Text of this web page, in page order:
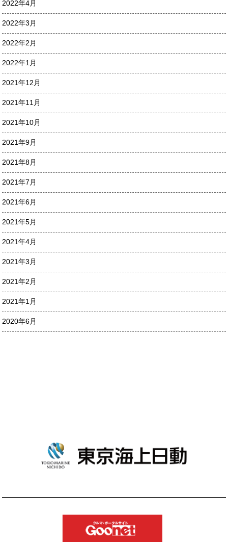
2022年4月
2022年3月
2022年2月
2022年1月
2021年12月
2021年11月
2021年10月
2021年9月
2021年8月
2021年7月
2021年6月
2021年5月
2021年4月
2021年3月
2021年2月
2021年1月
2020年6月